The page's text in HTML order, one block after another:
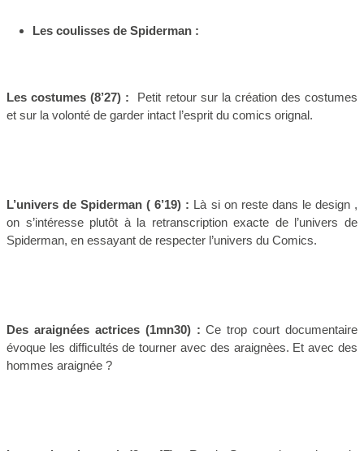
Les coulisses de Spiderman :
Les costumes (8’27) : Petit retour sur la création des costumes
et sur la volonté de garder intact l’esprit du comics orignal.
L’univers de Spiderman ( 6’19) : Là si on reste dans le design ,
on s’intéresse plutôt à la retranscription exacte de l’univers de
Spiderman, en essayant de respecter l’univers du Comics.
Des araignées actrices (1mn30) :Ce trop court documentaire
évoque les difficultés de tourner avec des araignèes. Et avec des
hommes araignée ?